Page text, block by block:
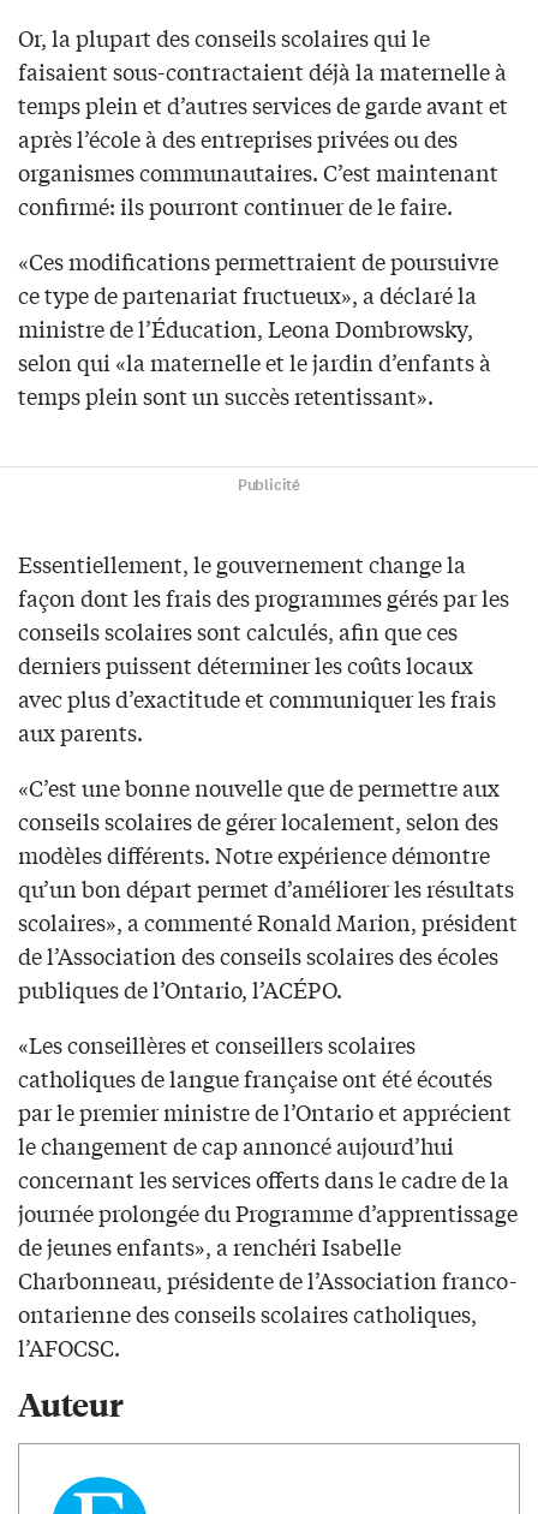
Or, la plupart des conseils scolaires qui le
faisaient sous-contractaient déjà la maternelle à
temps plein et d’autres services de garde avant et
après l’école à des entreprises privées ou des
organismes communautaires. C’est maintenant
confirmé: ils pourront continuer de le faire.
«Ces modifications permettraient de poursuivre
ce type de partenariat fructueux», a déclaré la
ministre de l’Éducation, Leona Dombrowsky,
selon qui «la maternelle et le jardin d’enfants à
temps plein sont un succès retentissant».
Publicité
Essentiellement, le gouvernement change la
façon dont les frais des programmes gérés par les
conseils scolaires sont calculés, afin que ces
derniers puissent déterminer les coûts locaux
avec plus d’exactitude et communiquer les frais
aux parents.
«C’est une bonne nouvelle que de permettre aux
conseils scolaires de gérer localement, selon des
modèles différents. Notre expérience démontre
qu’un bon départ permet d’améliorer les résultats
scolaires», a commenté Ronald Marion, président
de l’Association des conseils scolaires des écoles
publiques de l’Ontario, l’ACÉPO.
«Les conseillères et conseillers scolaires
catholiques de langue française ont été écoutés
par le premier ministre de l’Ontario et apprécient
le changement de cap annoncé aujourd’hui
concernant les services offerts dans le cadre de la
journée prolongée du Programme d’apprentissage
de jeunes enfants», a renchéri Isabelle
Charbonneau, présidente de l’Association franco-
ontarienne des conseils scolaires catholiques,
l’AFOCSC.
Auteur